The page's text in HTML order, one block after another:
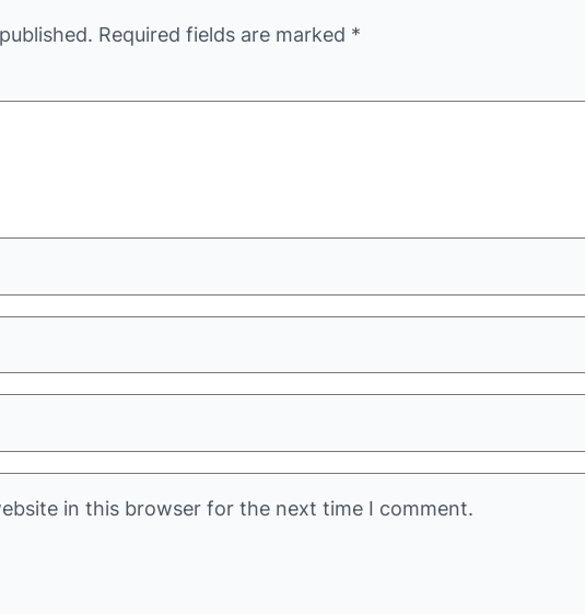
Required fields are marked *
in this browser for the next time I comment.